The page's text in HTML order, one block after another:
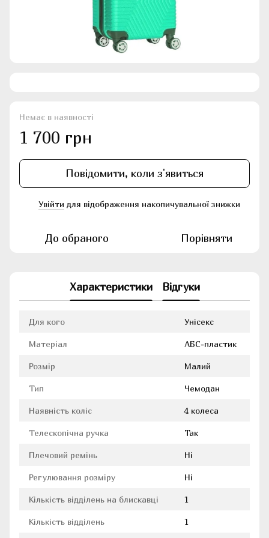
Немає в наявності
1 700 грн
Повідомити, коли з'явиться
Увійти для відображення накопичувальної знижки
До обраного Порівняти
Характеристики Відгуки
Для кого Унісекс
Матеріал АБС-пластик
Розмір Малий
Тип Чемодан
Наявність коліс 4 колеса
Телескопічна ручка Так
Плечовий ремінь Ні
Регулювання розміру Ні
Кількість відділень на блискавці 1
Кількість відділень 1